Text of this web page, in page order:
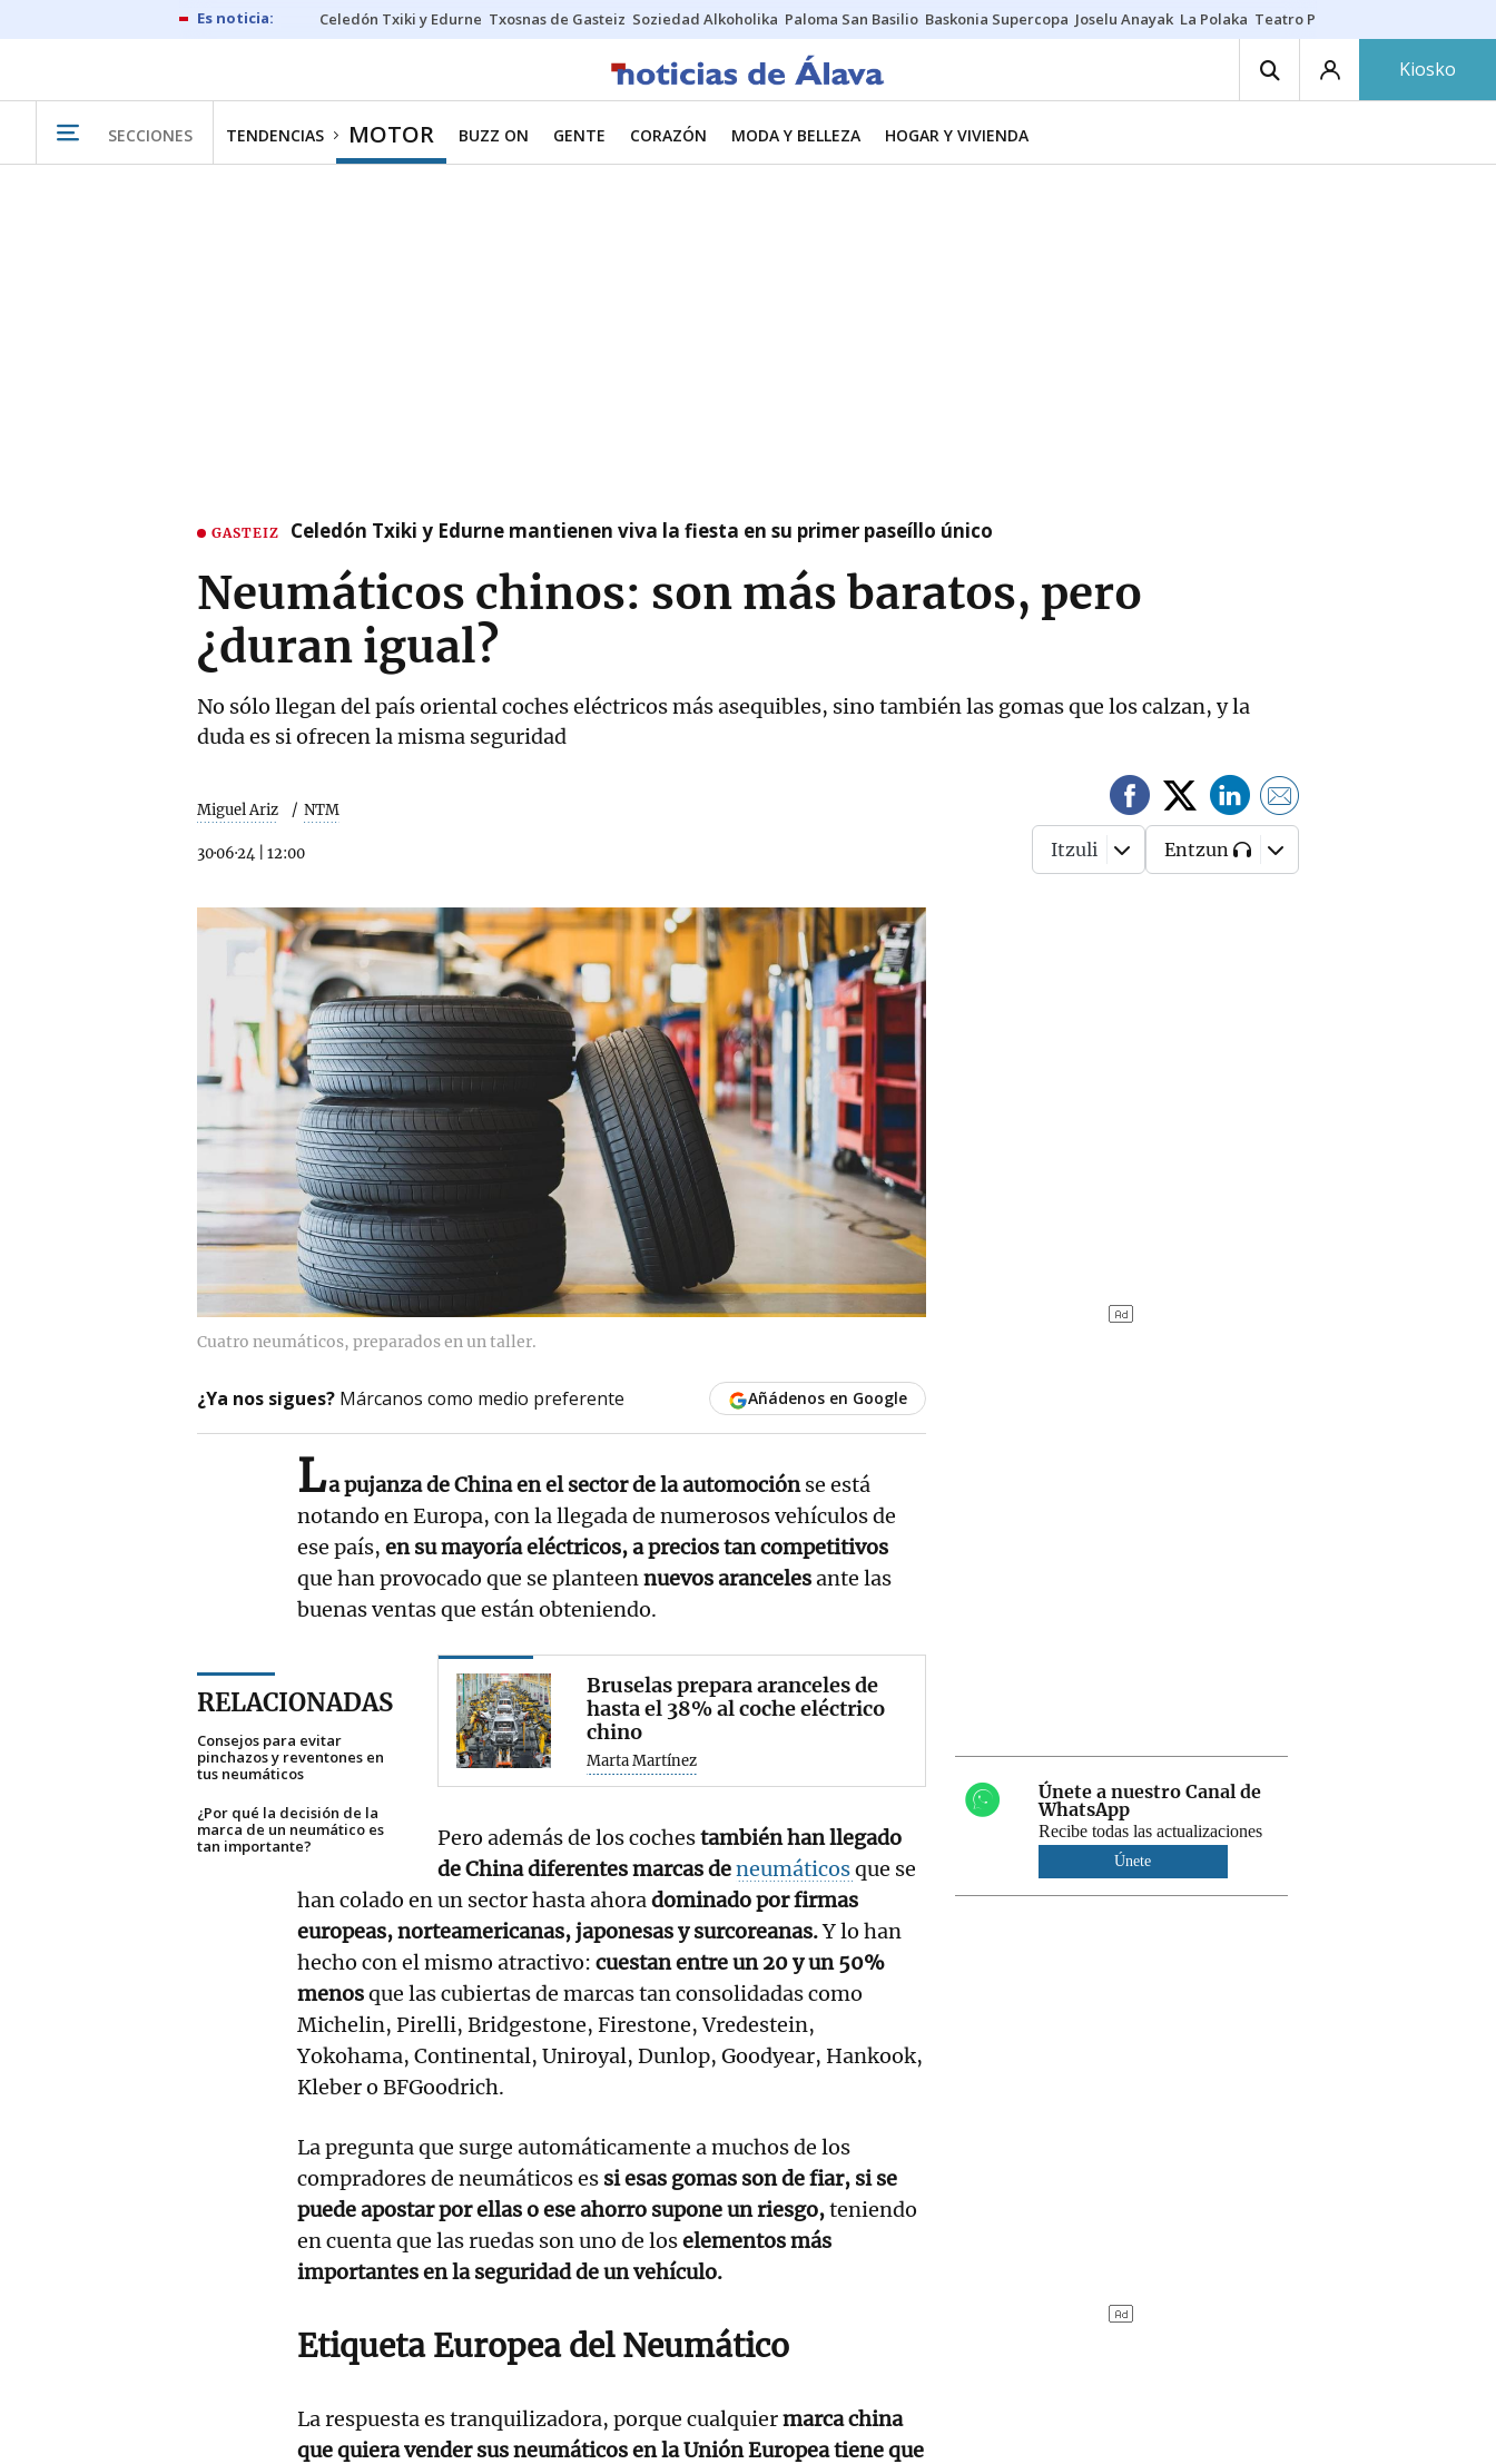
Celedón Txiki y Edurne Txosnas de Gasteiz Soziedad Alkoholika Paloma San Basilio Baskonia Supercopa Joselu Anayak La Polaka Teatro Principal
Kiosko
SECCIONES TENDENCIAS MOTOR BUZZ ON GENTE CORAZÓN MODA Y BELLEZA HOGAR Y VIVIENDA
GASTEIZ Celedón Txiki y Edurne mantienen viva la fiesta en su primer paseíllo único
Neumáticos chinos: son más baratos, pero
¿duran igual?
No sólo llegan del país oriental coches eléctricos más asequibles, sino también las gomas que los calzan, y la
duda es si ofrecen la misma seguridad
Miguel Ariz NTM
30·06·24 12:00 Itzuli Entzun
Cuatro neumáticos, preparados en un taller.
¿Ya nos sigues? Márcanos como medio preferente Añádenos en Google
La pujanza de China en el sector de la automociónse está
notando en Europa, con la llegada de numerosos vehículos de
ese país, en su mayoría eléctricos, a precios tan competitivos
que han provocado que se planteennuevos arancelesante las
buenas ventas que están obteniendo.
RELACIONADAS
Consejos para evitar
pinchazos y reventones en
tus neumáticos
¿Por qué la decisión de la
marca de un neumático es
tan importante?
Bruselas prepara aranceles de
hasta el 38% al coche eléctrico
chino
Marta Martínez
Pero además de los cochestambién han llegado
de China diferentes marcas deneumáticosque se
han colado en un sector hasta ahoradominado por firmas
europeas, norteamericanas, japonesas y surcoreanas.Y lo han
hecho con el mismo atractivo: cuestan entre un 20 y un 50%
menosque las cubiertas de marcas tan consolidadas como
Michelin, Pirelli, Bridgestone, Firestone, Vredestein,
Yokohama, Continental, Uniroyal, Dunlop, Goodyear, Hankook,
Kleber o BFGoodrich.
La pregunta que surge automáticamente a muchos de los
compradores de neumáticos es si esas gomas son de fiar, si se
puede apostar por ellas o ese ahorro supone un riesgo,teniendo
en cuenta que las ruedas son uno de loselementos más
importantes en la seguridad de un vehículo.
Etiqueta Europea del Neumático
La respuesta es tranquilizadora, porque cualquiermarca china
que quiera vender sus neumáticos en la Unión Europea tiene que
Únete a nuestro Canal de
WhatsApp
Recibe todas las actualizaciones
Únete